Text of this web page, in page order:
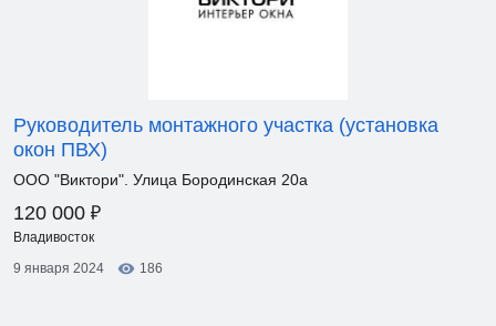
Руководитель монтажного участка (установка
окон ПВХ)
ООО "Виктори". Улица Бородинская 20а
120 000 ₽
Владивосток
9 января 2024
186